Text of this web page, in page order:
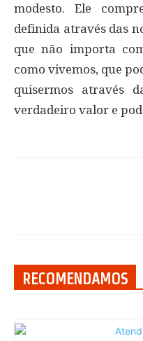
modesto. Ele
definida através das
que não importa
como vivemos, que
quisermos através
verdadeiro valor e
RECOMENDAMOS